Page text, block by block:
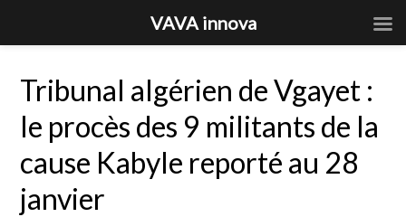
Tribunal algérien de Vgayet :
le procès des 9 militants de la
cause Kabyle reporté au 28
janvier
VAVA innova